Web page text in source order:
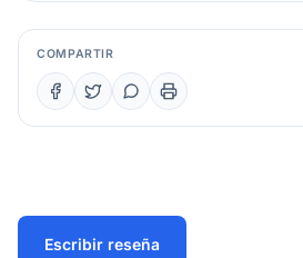
COMPARTIR
Escribir reseña